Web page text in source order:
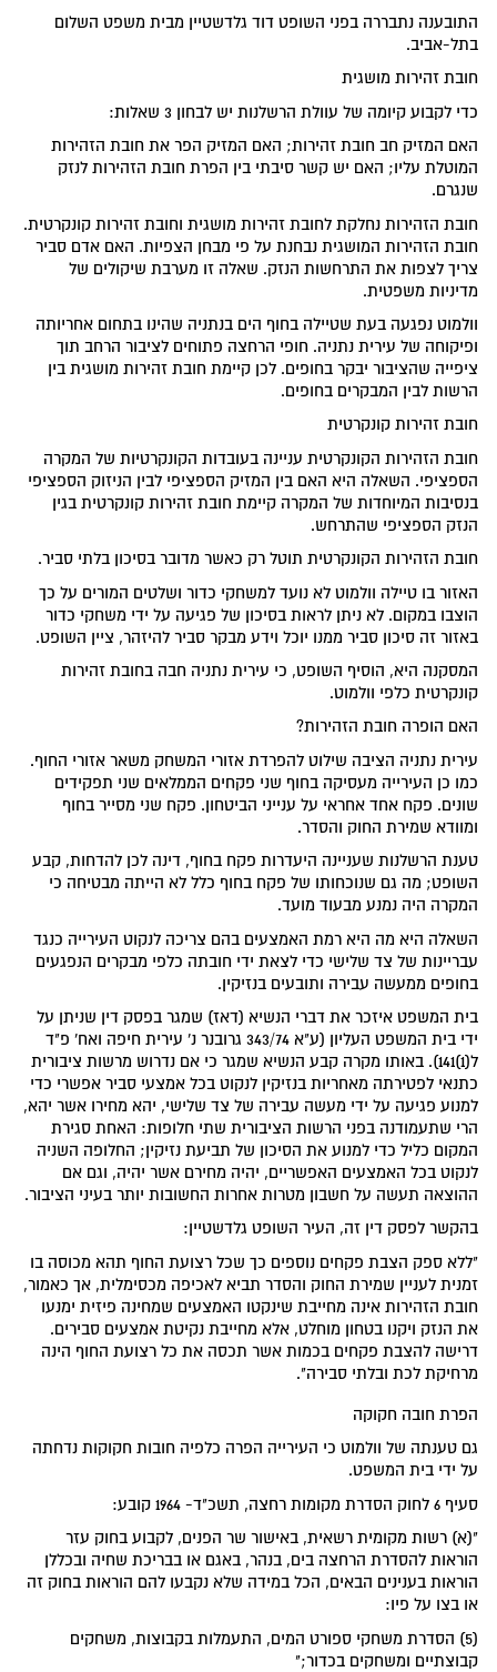
התובענה נתבררה בפני השופט דוד גלדשטיין מבית משפט השלום
בתל-אביב.
חובת זהירות מושגית
כדי לקבוע קיומה של עוולת הרשלנות יש לבחון 3 שאלות:
האם המזיק חב חובת זהירות; האם המזיק הפר את חובת הזהירות
המוטלת עליו; האם יש קשר סיבתי בין הפרת חובת הזהירות לנזק
שנגרם.
חובת הזהירות נחלקת לחובת זהירות מושגית וחובת זהירות קונקרטית.
חובת הזהירות המושגית נבחנת על פי מבחן הצפיות. האם אדם סביר
צריך לצפות את התרחשות הנזק. שאלה זו מערבת שיקולים של
מדיניות משפטית.
וולמוט נפגעה בעת שטיילה בחוף הים בנתניה שהינו בתחום אחריותה
ופיקוחה של עירית נתניה. חופי הרחצה פתוחים לציבור הרחב תוך
ציפייה שהציבור יבקר בחופים. לכן קיימת חובת זהירות מושגית בין
הרשות לבין המבקרים בחופים.
חובת זהירות קונקרטית
חובת הזהירות הקונקרטית עניינה בעובדות הקונקרטיות של המקרה
הספציפי. השאלה היא האם בין המזיק הספציפי לבין הניזוק הספציפי
בנסיבות המיוחדות של המקרה קיימת חובת זהירות קונקרטית בגין
הנזק הספציפי שהתרחש.
חובת הזהירות הקונקרטית תוטל רק כאשר מדובר בסיכון בלתי סביר.
האזור בו טיילה וולמוט לא נועד למשחקי כדור ושלטים המורים על כך
הוצבו במקום. לא ניתן לראות בסיכון של פגיעה על ידי משחקי כדור
באזור זה סיכון סביר ממנו יוכל וידע מבקר סביר להיזהר, ציין השופט.
המסקנה היא, הוסיף השופט, כי עירית נתניה חבה בחובת זהירות
קונקרטית כלפי וולמוט.
האם הופרה חובת הזהירות?
עירית נתניה הציבה שילוט להפרדת אזורי המשחק משאר אזורי החוף.
כמו כן העירייה מעסיקה בחוף שני פקחים הממלאים שני תפקידים
שונים. פקח אחד אחראי על ענייני הביטחון. פקח שני מסייר בחוף
ומוודא שמירת החוק והסדר.
טענת הרשלנות שעניינה היעדרות פקח בחוף, דינה לכן להדחות, קבע
השופט; מה גם שנוכחותו של פקח בחוף כלל לא הייתה מבטיחה כי
המקרה היה נמנע מבעוד מועד.
השאלה היא מה היא רמת האמצעים בהם צריכה לנקוט העירייה כנגד
עבריינות של צד שלישי כדי לצאת ידי חובתה כלפי מבקרים הנפגעים
בחופים ממעשה עבירה ותובעים בנזיקין.
בית המשפט איזכר את דברי הנשיא (דאז) שמגר בפסק דין שניתן על
ידי בית המשפט העליון (ע"א 343/74 גרובנר נ' עירית חיפה ואח' פ"ד
ל(1)141). באותו מקרה קבע הנשיא שמגר כי אם נדרוש מרשות ציבורית
כתנאי לפטירתה מאחריות בנזיקין לנקוט בכל אמצעי סביר אפשרי כדי
למנוע פגיעה על ידי מעשה עבירה של צד שלישי, יהא מחירו אשר יהא,
הרי שתעמודנה בפני הרשות הציבורית שתי חלופות: האחת סגירת
המקום כליל כדי למנוע את הסיכון של תביעת נזיקין; החלופה השניה
לנקוט בכל האמצעים האפשריים, יהיה מחירם אשר יהיה, וגם אם
ההוצאה תעשה על חשבון מטרות אחרות החשובות יותר בעיני הציבור.
בהקשר לפסק דין זה, העיר השופט גלדשטיין:
"ללא ספק הצבת פקחים נוספים כך שכל רצועת החוף תהא מכוסה בו
זמנית לעניין שמירת החוק והסדר תביא לאכיפה מכסימלית, אך כאמור,
חובת הזהירות אינה מחייבת שינקטו האמצעים שמחינה פיזית ימנעו
את הנזק ויקנו בטחון מוחלט, אלא מחייבת נקיטת אמצעים סבירים.
דרישה להצבת פקחים בכמות אשר תכסה את כל רצועת החוף הינה
מרחיקת לכת ובלתי סבירה".
הפרת חובה חקוקה
גם טענתה של וולמוט כי העירייה הפרה כלפיה חובות חקוקות נדחתה
על ידי בית המשפט.
סעיף 6 לחוק הסדרת מקומות רחצה, תשכ"ד- 1964 קובע:
"(א) רשות מקומית רשאית, באישור שר הפנים, לקבוע בחוק עזר
הוראות להסדרת הרחצה בים, בנהר, באגם או בבריכת שחיה ובכללן
הוראות בענינים הבאים, הכל במידה שלא נקבעו להם הוראות בחוק זה
או בצו על פיו:
(5) הסדרת משחקי ספורט המים, התעמלות בקבוצות, משחקים
קבוצתיים ומשחקים בכדור;"